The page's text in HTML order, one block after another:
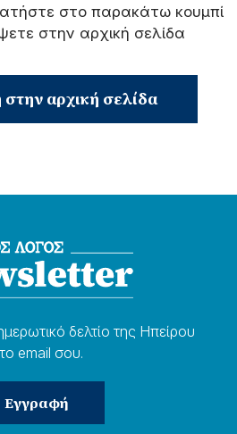
στο παρακάτω κουμπί
στην αρχική σελίδα
αρχική σελίδα
δελτίο της Ηπείρου
email σου.